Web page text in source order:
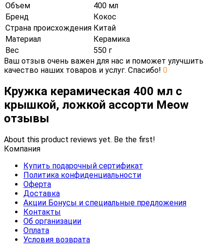
Объем
400 мл
Бренд
Кокос
Страна происхождения Китай
Материал
Керамика
Вес
550 г
Ваш отзыв очень важен для нас и поможет улучшить
качество наших товаров и услуг. Спасибо! 0
Кружка керамическая 400 мл с
крышкой, ложкой ассорти Meow
отзывы
About this product reviews yet. Be the first!
Компания
Купить подарочный сертификат
Политика конфиденциальности
Оферта
Доставка
Акции Бонусы и специальные предложения
Контакты
Об организации
Оплата
Условия возврата